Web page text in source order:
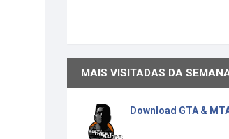
MAIS VISITADAS DA
Download GTA &